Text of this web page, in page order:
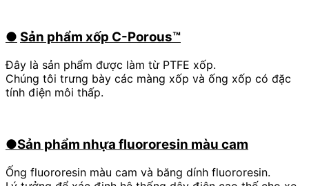
● Sản phẩm xốp C-Porous™
Đây là sản phẩm được làm từ PTFE xốp.
Chúng tôi trưng bày các màng xốp và ống xốp có đặc
tính điện môi thấp.
●Sản phẩm nhựa fluororesin màu cam
Ống fluororesin màu cam và băng dính fluororesin.